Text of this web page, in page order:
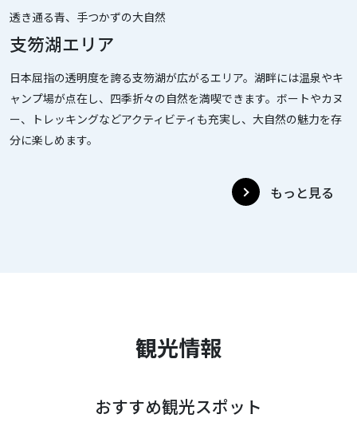
透き通る青、手つかずの大自然
支笏湖エリア
日本屈指の透明度を誇る支笏湖が広がるエリア。湖畔には温泉やキ
ャンプ場が点在し、四季折々の自然を満喫できます。ボートやカヌ
ー、トレッキングなどアクティビティも充実し、大自然の魅力を存
分に楽しめます。
もっと見る
観光情報
おすすめ観光スポット